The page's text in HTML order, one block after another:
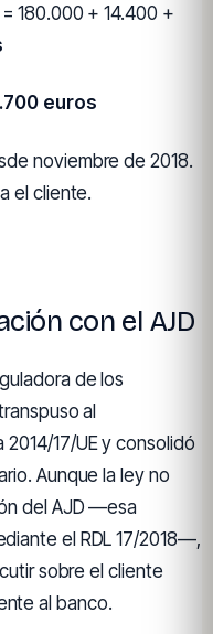
180.000 + 14.400 +
euros
noviembre de 2018.
el cliente.
con el AJD
de los
al
17/UE y consolidó
Aunque la ley no
del AJD —esa
el RDL 17/2018—,
sobre el cliente
al banco.